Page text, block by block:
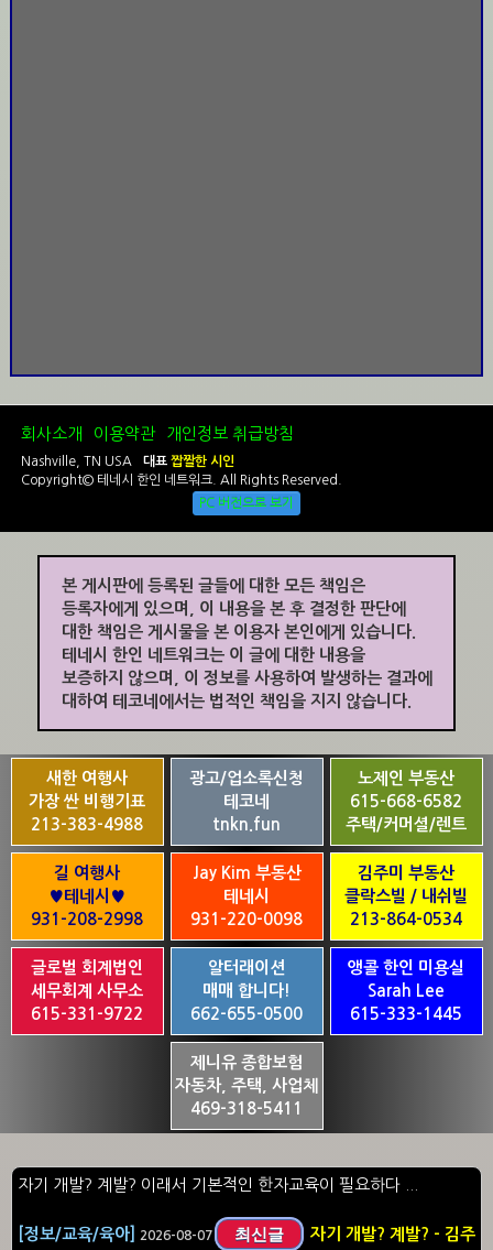
회사소개 이용약관 개인정보 취급방침
Nashville, TN USA 대표 짭짤한 시인
Copyright© 테네시 한인 네트워크. All Rights Reserved.
PC 버전으로 보기
본 게시판에 등록된 글들에 대한 모든 책임은
등록자에게 있으며, 이 내용을 본 후 결정한 판단에
대한 책임은 게시물을 본 이용자 본인에게 있습니다.
테네시 한인 네트워크는 이 글에 대한 내용을
보증하지 않으며, 이 정보를 사용하여 발생하는 결과에
대하여 테코네에서는 법적인 책임을 지지 않습니다.
새한 여행사
가장 싼 비행기표
213-383-4988
광고/업소록신청
테코네
tnkn.fun
노제인 부동산
615-668-6582
주택/커머셜/렌트
길 여행사
♥테네시♥
931-208-2998
Jay Kim 부동산
테네시
931-220-0098
김주미 부동산
클락스빌 / 내쉬빌
213-864-0534
글로벌 회계법인
세무회계 사무소
615-331-9722
알터래이션
매매 합니다!
662-655-0500
앵콜 한인 미용실
Sarah Lee
615-333-1445
제니유 종합보험
자동차, 주택, 사업체
469-318-5411
자기 개발? 계발? 이래서 기본적인 한자교육이 필요하다 ...
[정보/교육/육아] 2026-08-07 최신글
자기 개발? 계발? - 김주